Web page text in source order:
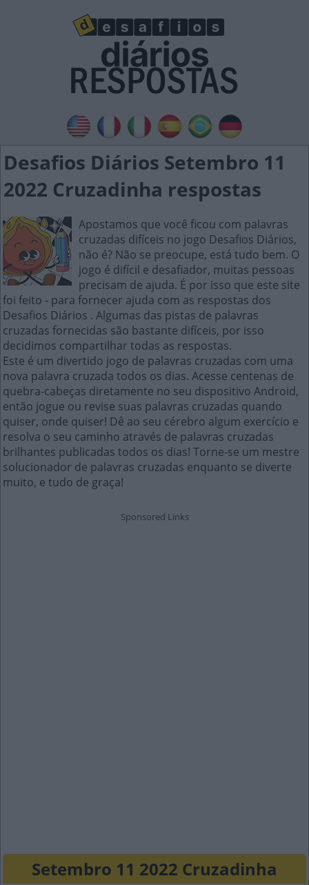
Desafios Diários Setembro 11
2022 Cruzadinha respostas
Apostamos que você ficou com palavras
cruzadas difíceis no jogo Desafios Diários,
não é? Não se preocupe, está tudo bem. O
jogo é difícil e desafiador, muitas pessoas
precisam de ajuda. É por isso que este site
foi feito - para fornecer ajuda com as respostas dos
Desafios Diários . Algumas das pistas de palavras
cruzadas fornecidas são bastante difíceis, por isso
decidimos compartilhar todas as respostas.
Este é um divertido jogo de palavras cruzadas com uma
nova palavra cruzada todos os dias. Acesse centenas de
quebra-cabeças diretamente no seu dispositivo Android,
então jogue ou revise suas palavras cruzadas quando
quiser, onde quiser! Dê ao seu cérebro algum exercício e
resolva o seu caminho através de palavras cruzadas
brilhantes publicadas todos os dias! Torne-se um mestre
solucionador de palavras cruzadas enquanto se diverte
muito, e tudo de graça!
Setembro 11 2022 Cruzadinha